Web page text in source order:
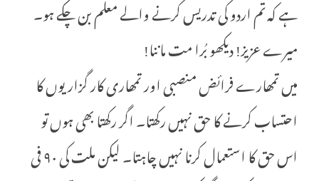
ہے کہ تم اردو کی تدریس کرنے والے معلم بن چکے ہو۔
میرے عزیز! دیکھو بُرا مت ماننا!
میں تمھارے فرائض منصبی اور تمھاری کار گزاریوں کا
احتساب کرنے کا حق نہیں رکھتا۔ اگر رکھتا بھی ہوں تو
اس حق کا استعمال کرنا نہیں چاہتا۔ لیکن ملت کی ٩٠ فی